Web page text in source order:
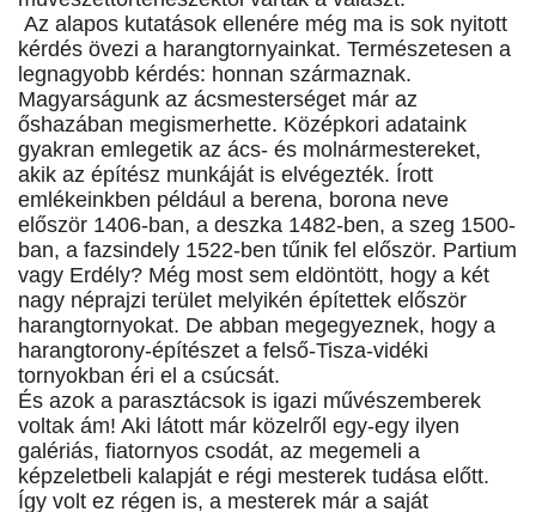
Az alapos kutatások ellenére még ma is sok nyitott
kérdés övezi a harangtornyainkat. Természetesen a
legnagyobb kérdés: honnan származnak.
Magyarságunk az ácsmesterséget már az
őshazában megismerhette. Középkori adataink
gyakran emlegetik az ács- és molnármestereket,
akik az építész munkáját is elvégezték. Írott
emlékeinkben például a berena, borona neve
először 1406-ban, a deszka 1482-ben, a szeg 1500-
ban, a fazsindely 1522-ben tűnik fel először. Partium
vagy Erdély? Még most sem eldöntött, hogy a két
nagy néprajzi terület melyikén építettek először
harangtornyokat. De abban megegyeznek, hogy a
harangtorony-építészet a felső-Tisza-vidéki
tornyokban éri el a csúcsát.
És azok a parasztácsok is igazi művészemberek
voltak ám! Aki látott már közelről egy-egy ilyen
galériás, fiatornyos csodát, az megemeli a
képzeletbeli kalapját e régi mesterek tudása előtt.
Így volt ez régen is, a mesterek már a saját